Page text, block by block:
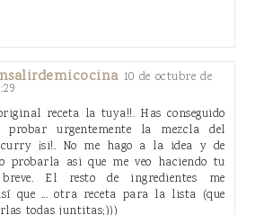
10 de octubre de
receta la tuya!!. Has conseguido
probar urgentemente la mezcla del
¡si!. No me hago a la idea y de
probarla asi que me veo haciendo tu
El resto de ingredientes me
que ... otra receta para la lista (que
todas juntitas;)))